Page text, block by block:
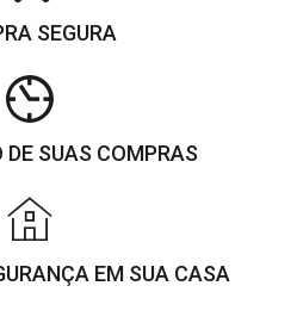
SEGURA
DE SUAS COMPRAS
EM SUA CASA